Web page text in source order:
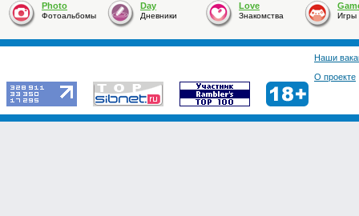
Photo
Фотоальбомы
Day
Дневники
Love
Знакомства Игры
Наши
О проекте